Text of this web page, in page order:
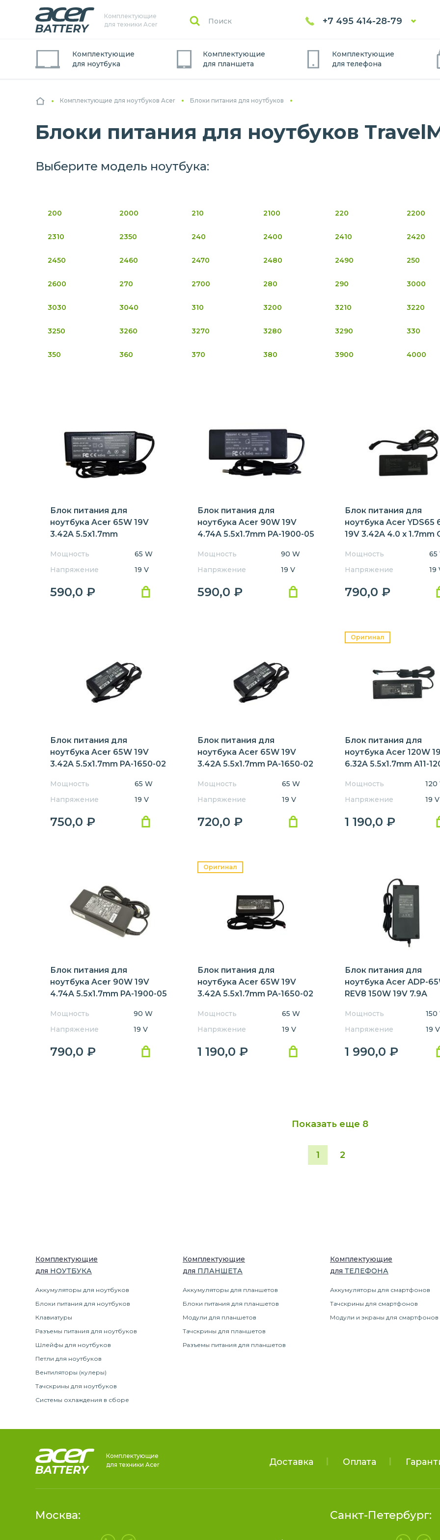
Комплектующие
для техники Acer
+7 495 414-28-79
Комплектующие
для ноутбука
Комплектующие
для планшета
Комплектующие
для телефона
Комплектующие для ноутбуков Acer Блоки питания для ноутбуков
Блоки питания для ноутбуков
Выберите модель ноутбука:
200 2000 210 2100 220 2200
2310 2350 240 2400 2410 2420
2450 2460 2470 2480 2490 250
2600 270 2700 280 290 3000
3030 3040 310 3200 3210 3220
3250 3260 3270 3280 3290 330
350 360 370 380 3900 4000
4720 4730 4740 500 5100
5220 5310 5330
5620 5710 5720 5730 5735 5740
630 6410 6460 6490 6492
6500 6593 6595
8000
8331 8372
8571 8573 B113
X313
Блок питания для
ноутбука Acer 65W 19V
3.42A 5.5x1.7mm
REPLACEMENT
Мощность
65 W
Напряжение
19 V
590,0 ₽
Блок питания для
ноутбука Acer 90W 19V
4.74A 5.5x1.7mm PA-1900-05
Мощность
90 W
Напряжение
19 V
590,0 ₽
Блок питания для
ноутбука Acer YDS65
19V 3.42A 4.0 x 1.7mm
Мощность
65
Напряжение
19
790,0 ₽
Блок питания для
ноутбука Acer 65W 19V
3.42A 5.5x1.7mm PA-1650-02
Мощность
65 W
Напряжение
19 V
750,0 ₽
Блок питания для
ноутбука Acer 65W 19V
3.42A 5.5x1.7mm PA-1650-02
Мощность
65 W
Напряжение
19 V
720,0 ₽
Оригинал
Блок питания для
ноутбука Acer 120W
6.32A 5.5x1.7mm A11-
Мощность
120
Напряжение
19 V
1 190,0 ₽
Блок питания для
ноутбука Acer 90W 19V
4.74A 5.5x1.7mm PA-1900-05
Мощность
90 W
Напряжение
19 V
790,0 ₽
Оригинал
Блок питания для
ноутбука Acer 65W 19V
3.42A 5.5x1.7mm PA-1650-02
Мощность
65 W
Напряжение
19 V
1 190,0 ₽
Блок питания для
ноутбука Acer ADP-
REV8 150W 19V 7.9A
Мощность
150
Напряжение
19 V
1 990,0 ₽
Показать еще 8
1 2
Комплектующие
для НОУТБУКА
Аккумуляторы для ноутбуков
Блоки питания для ноутбуков
Клавиатуры
Разъемы питания для ноутбуков
Шлейфы для ноутбуков
Петли для ноутбуков
Вентиляторы (кулеры)
Тачскрины для ноутбуков
Системы охлаждения в сборе
Комплектующие
для ПЛАНШЕТА
Аккумуляторы для планшетов
Блоки питания для планшетов
Модули для планшетов
Тачскрины для планшетов
Разъемы питания для планшетов
Комплектующие
для ТЕЛЕФОНА
Аккумуляторы для смартфонов
Тачскрины для смартфонов
Модули и экраны для смартфонов
Комплектующие
для техники Acer
Доставка Оплата
Москва: Санкт-Петербург: